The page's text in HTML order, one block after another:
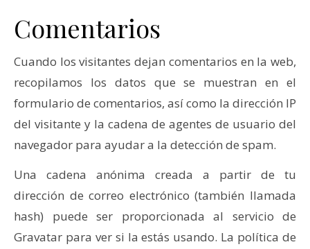
Comentarios
Cuando los visitantes dejan comentarios en la web,
recopilamos los datos que se muestran en el
formulario de comentarios, así como la dirección IP
del visitante y la cadena de agentes de usuario del
navegador para ayudar a la detección de spam.
Una cadena anónima creada a partir de tu
dirección de correo electrónico (también llamada
hash) puede ser proporcionada al servicio de
Gravatar para ver si la estás usando. La política de